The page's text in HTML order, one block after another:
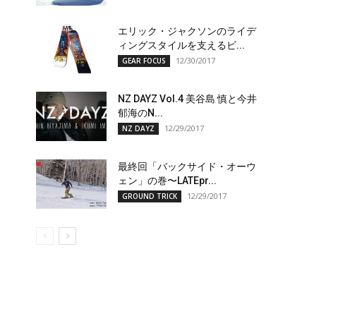
エリック・ジャクソンのライデ
ィングスタイルを支えるビ...
GEAR FOCUS 12/30/2017
NZ DAYZ Vol.4 美谷島 慎と今井
郁海のN...
NZ DAYZ 12/29/2017
最終回「バックサイド・オーウ
ェン」の巻〜LATEpr...
GROUND TRICK 12/29/2017